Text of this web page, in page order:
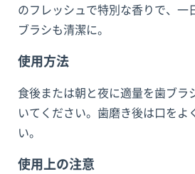
のフレッシュで特別な香りで、一
ブラシも清潔に。
使用方法
食後または朝と夜に適量を歯ブラ
いてください。歯磨き後は口をよ
い。
使用上の注意